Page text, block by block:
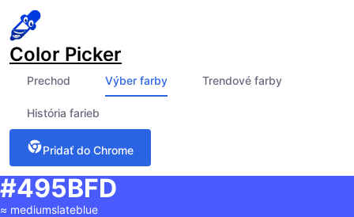
Color Picker
Prechod Výber farby Trendové farby
História farieb
Pridať do Chrome
#495BFD
≈ mediumslateblue